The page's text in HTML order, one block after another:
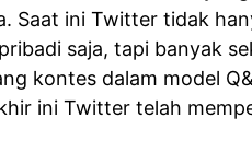
Saat ini Twitter tidak
saja, tapi banyak
kontes dalam model
ini Twitter telah